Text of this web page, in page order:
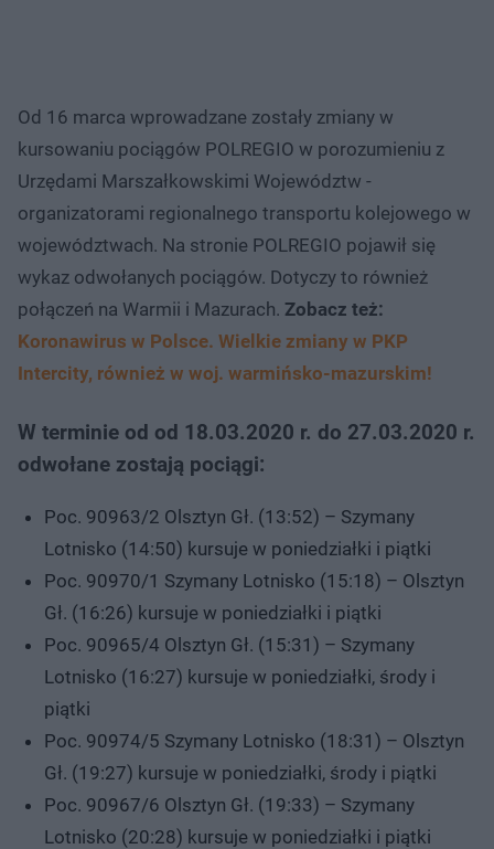
Od 16 marca wprowadzane zostały zmiany w
kursowaniu pociągów POLREGIO w porozumieniu z
Urzędami Marszałkowskimi Województw -
organizatorami regionalnego transportu kolejowego w
województwach. Na stronie POLREGIO pojawił się
wykaz odwołanych pociągów. Dotyczy to również
połączeń na Warmii i Mazurach. Zobacz też:
Koronawirus w Polsce. Wielkie zmiany w PKP
Intercity, również w woj. warmińsko-mazurskim!
W terminie od od 18.03.2020 r. do 27.03.2020 r.
odwołane zostają pociągi:
Poc. 90963/2 Olsztyn Gł. (13:52) – Szymany
Lotnisko (14:50) kursuje w poniedziałki i piątki
Poc. 90970/1 Szymany Lotnisko (15:18) – Olsztyn
Gł. (16:26) kursuje w poniedziałki i piątki
Poc. 90965/4 Olsztyn Gł. (15:31) – Szymany
Lotnisko (16:27) kursuje w poniedziałki, środy i
piątki
Poc. 90974/5 Szymany Lotnisko (18:31) – Olsztyn
Gł. (19:27) kursuje w poniedziałki, środy i piątki
Poc. 90967/6 Olsztyn Gł. (19:33) – Szymany
Lotnisko (20:28) kursuje w poniedziałki i piątki